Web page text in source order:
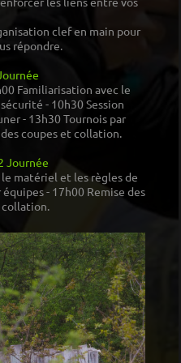
clef en main pour
répondre.
Familiarisation avec le
- 10h30 Session
- 13h30 Tournois par
coupes et collation.
Journée
matériel et les règles de
- 17h00 Remise des